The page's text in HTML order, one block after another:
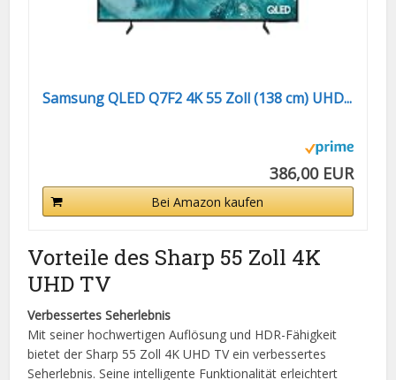
Samsung QLED Q7F2 4K 55 Zoll (138 cm) UHD...
386,00 EUR
Bei Amazon kaufen
Vorteile des Sharp 55 Zoll 4K
UHD TV
Verbessertes Seherlebnis
Mit seiner hochwertigen Auflösung und HDR-Fähigkeit
bietet der Sharp 55 Zoll 4K UHD TV ein verbessertes
Seherlebnis. Seine intelligente Funktionalität erleichtert